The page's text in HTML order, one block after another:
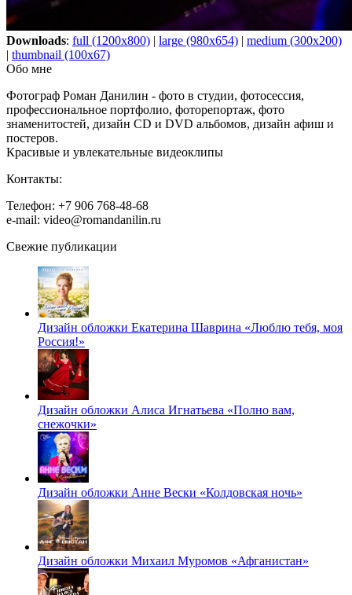
Downloads: full (1200x800) | large (980x654) | medium (300x200)
| thumbnail (100x67)
Обо мне
Фотограф Роман Данилин - фото в студии, фотосессия,
профессиональное портфолио, фоторепортаж, фото
знаменитостей, дизайн CD и DVD альбомов, дизайн афиш и
постеров.
Красивые и увлекательные видеоклипы
Контакты:
Телефон: +7 906 768-48-68
e-mail: video@romandanilin.ru
Свежие публикации
Дизайн обложки Екатерина Шаврина «Люблю тебя, моя
Россия!»
Дизайн обложки Алиса Игнатьева «Полно вам,
снежочки»
Дизайн обложки Анне Вески «Колдовская ночь»
Дизайн обложки Михаил Муромов «Афганистан»